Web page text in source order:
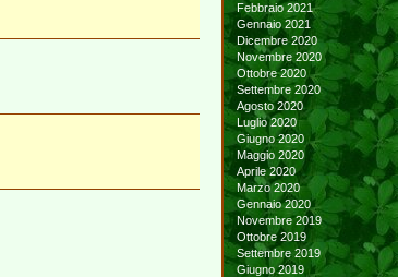
Febbraio 2021
Gennaio 2021
Dicembre 2020
Novembre 2020
Ottobre 2020
Settembre 2020
Agosto 2020
Luglio 2020
Giugno 2020
Maggio 2020
Aprile 2020
Marzo 2020
Gennaio 2020
Novembre 2019
Ottobre 2019
Settembre 2019
Giugno 2019